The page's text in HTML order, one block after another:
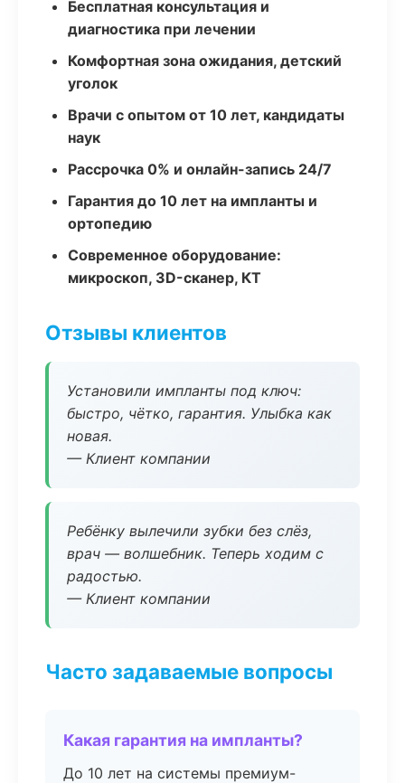
Бесплатная консультация и
диагностика при лечении
Комфортная зона ожидания, детский
уголок
Врачи с опытом от 10 лет, кандидаты
наук
Рассрочка 0% и онлайн-запись 24/7
Гарантия до 10 лет на импланты и
ортопедию
Современное оборудование:
микроскоп, 3D-сканер, КТ
Отзывы клиентов
Установили импланты под ключ:
быстро, чётко, гарантия. Улыбка как
новая.
— Клиент компании
Ребёнку вылечили зубки без слёз,
врач — волшебник. Теперь ходим с
радостью.
— Клиент компании
Часто задаваемые вопросы
Какая гарантия на импланты?
До 10 лет на системы премиум-